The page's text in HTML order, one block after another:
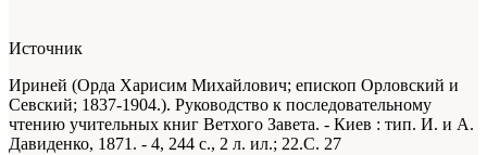
Источник
Ириней (Орда Харисим Михайлович; епископ Орловский и
Севский; 1837-1904.). Руководство к последовательному
чтению учительных книг Ветхого Завета. - Киев : тип. И. и А.
Давиденко, 1871. - 4, 244 с., 2 л. ил.; 22.С. 27